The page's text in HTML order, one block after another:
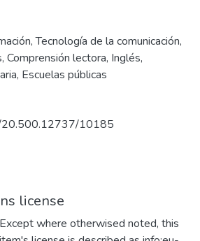
,Tecnología de la comunicación,
, Comprensión lectora, Inglés,
, Escuelas públicas
20.500.12737/10185
license
Except where otherwised noted, this